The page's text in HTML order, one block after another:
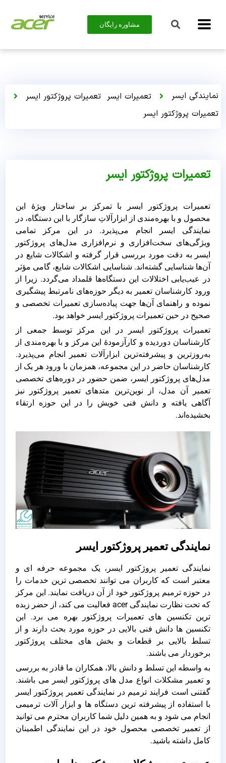
مشاوره رایگان
نمایندگی ایسر تعمیرات ایسر تعمیرات پروژکتور ایسر
تعمیرات پروژکتور ایسر
تعمیرات پروژکتور ایسر
تعمیرات پروژکتور ایسر با تمرکز بر ساختار ویژۀ این
محصول و با بهره‌مندی از ابزارآلاتِ سازگار با این دستگاه، در
نمایندگی ایسر انجام می‌پذیرد. در این مرکز تمامی
ویژگی‌های سخت‌افزاری و نرم‌افزاری مدل‌های پروژکتور
ایسر به دقت مورد بررسی قرار گرفته و اشکالات شایع در
آن‌ها شناسایی گشته‌اند. شناسایی اشکالات شایع، گامی مؤثر
در عیب‌یابی اختلالات این دستگاه‌ها قلمداد می‌گردد. زیرا از
ورود کارشناسان تعمیر به دیگر حوزه‌های نامرتبط پیشگیری
نموده و راهنمای آن‌ها جهت پیاده‌سازی تعمیرات تخصصی و
صحیح در حین تعمیرات پروژکتور ایسر خواهد بود.
تعمیرات پروژکتور ایسر در این مرکز توسط جمعی از
کارشناسان دوردیده و کارآزمودۀ این مرکز و با بهره‌مندی از
به‌روزترین و پیشرفته‌ترین ابزارآلات تعمیر انجام می‌پذیرد.
کارشناسان حاضر در این مجموعه، همزمان با ورود هر یک از
مدل‌های پروژکتور ایسر، ضمن حضور در دوره‌های تخصصی
تعمیر آن مدل، از نوین‌ترین متدهای تعمیر پروژکتور نیز
آگاهی یافته و دانش فنی خویش را در این حوزه ارتقاء
بخشیده‌اند.
نمایندگی تعمیر پروژکتور ایسر
نمایندگی تعمیر پروژکتور ایسر، یک مجموعه حرفه ای و
معتبر است که کاربران می توانند تخصصی ترین خدمات را
در حوزه ترمیم پروژکتور خود از آن دریافت نمایند. این مرکز
که تحت نظارت نمایندگی acer فعالیت می کند، از حضر زبده
ترین تکنسین های تعمیرات پروژکتور بهره می برد. این
تکنسین ها دانش فنی بالایی در حوزه مورد بحث دارند و از
تسلط بالایی بر قطعات و بخش های مختلف پروژکتور
برخوردار می باشند.
به واسطه این تسلط و دانش بالا، همکاران ما قادر به بررسی
و تعمیر مشکلات انواع مدل های پروژکتور ایسر می باشند.
گفتنی است فرایند ترمیم در نمایندگی تعمیر پروژکتور ایسر
با استفاده از پیشرفته ترین دستگاه ها و ابزار آلات ترمیمی
انجام می شود و به همین دلیل شما کاربران محترم می توانید
از تعمیر تخصصی محصول خود در این نمایندگی اطمینان
کامل داشته باشید.